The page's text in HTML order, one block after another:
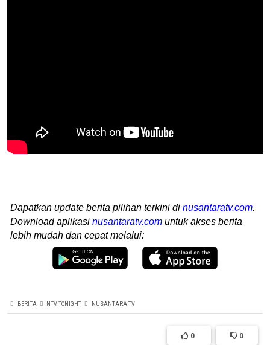
Dapatkan update berita pilihan terkini di nusantaratv.com.
Download aplikasi nusantaratv.com untuk akses berita
lebih mudah dan cepat melalui:
BERITA NTV TONIGHT NUSANTARA TV
0 0